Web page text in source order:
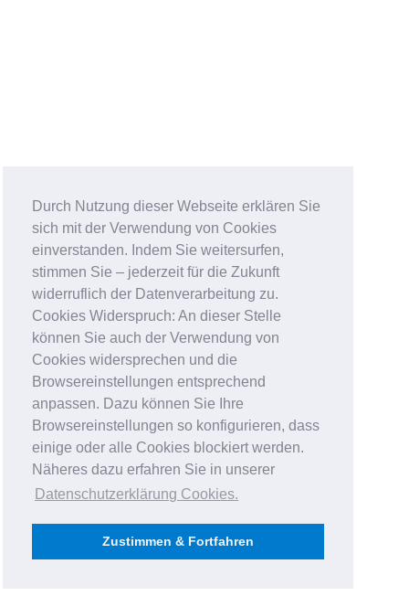
Durch Nutzung dieser Webseite erklären Sie
sich mit der Verwendung von Cookies
einverstanden. Indem Sie weitersurfen,
stimmen Sie – jederzeit für die Zukunft
widerruflich der Datenverarbeitung zu.
Cookies Widerspruch: An dieser Stelle
können Sie auch der Verwendung von
Cookies widersprechen und die
Browsereinstellungen entsprechend
anpassen. Dazu können Sie Ihre
Browsereinstellungen so konfigurieren, dass
einige oder alle Cookies blockiert werden.
Näheres dazu erfahren Sie in unserer
Datenschutzerklärung Cookies.
Zustimmen & Fortfahren